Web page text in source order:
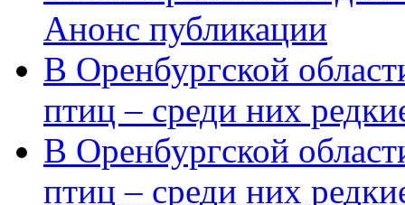
Анонс публикации
В Оренбургской
птиц – среди них
В Оренбургской
птиц – среди них